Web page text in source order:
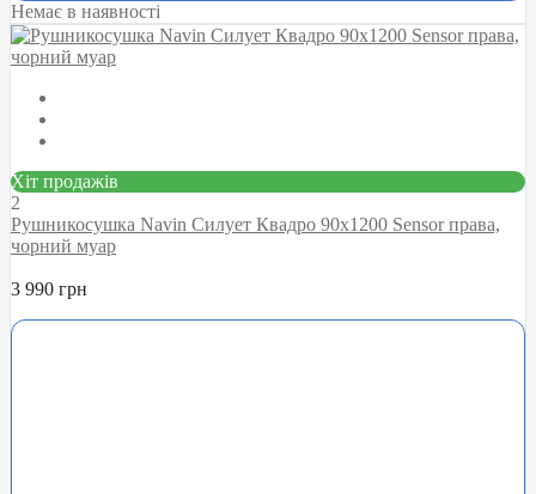
Немає в наявності
Хіт продажів
2
Рушникосушка Navin Силует Квадро 90х1200 Sensor права,
чорний муар
3 990 грн